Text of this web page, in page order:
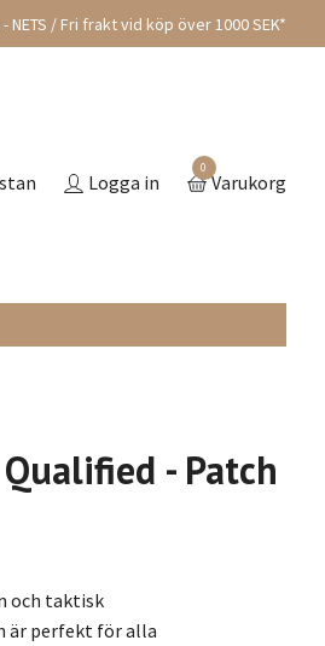
NETS / Fri frakt vid köp över 1000 SEK*
Logga in
0
Varukorg
- Patch
och taktisk
är perfekt för alla